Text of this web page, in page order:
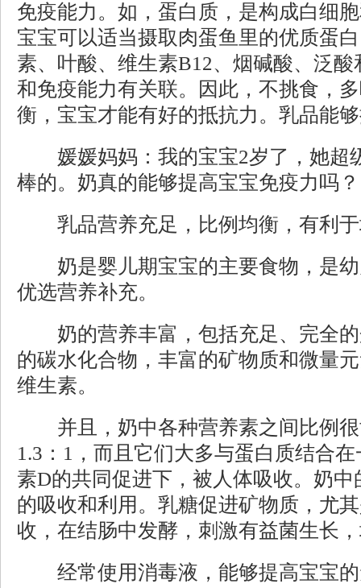
免疫能力。如，蛋白质，是构成白细
宝宝可以适当摄取肉蛋鱼里的优质蛋
素、叶酸、维生素B12、烟碱酸、泛
和免疫能力有关联。因此，不挑食，
衡，宝宝才能有好的抵抗力。乳品能
媛媛妈妈：我的宝宝2岁了，她超
棒的。奶真的能够提高宝宝免疫力吗？
乳品营养充足，比例均衡，有利于
奶是婴儿期宝宝的主要食物，是幼
优选营养补充。
奶的营养丰富，包括充足、完全的
的碳水化合物，丰富的矿物质和微量
维生素。
并且，奶中各种营养素之间比例很
1.3：1，而且它们大多与蛋白质结合
素D的共同促进下，被人体吸收。奶
的吸收和利用。乳糖促进矿物质，尤
收，在结肠中发酵，刺激有益菌生长
经常使用消毒液，能够提高宝宝的